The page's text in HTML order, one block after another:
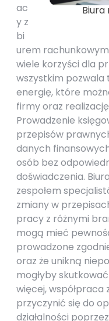
Biura
ac
y z
bi
urem rachunkowym
wiele korzyści dla
wszystkim pozwala
energię, które
firmy oraz
Prowadzenie
przepisów
danych
osób bez
doświadczenia.
zespołem
zmiany w
pracy z różnymi
mogą mieć
prowadzone
oraz że unikną
mogłyby
więcej,
przyczynić się do
działalności